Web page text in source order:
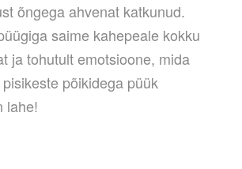
õngega ahvenat katkunud.
saime kahepeale kokku
ja tohutult emotsioone, mida
põikidega püük
lahe!